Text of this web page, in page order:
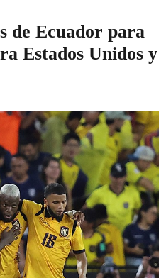
de Ecuador para
Estados Unidos y